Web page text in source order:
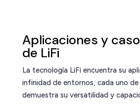
Aplicaciones y
de LiFi
La tecnología LiFi encuentra su
infinidad de entornos, cada uno de
demuestra su versatilidad y